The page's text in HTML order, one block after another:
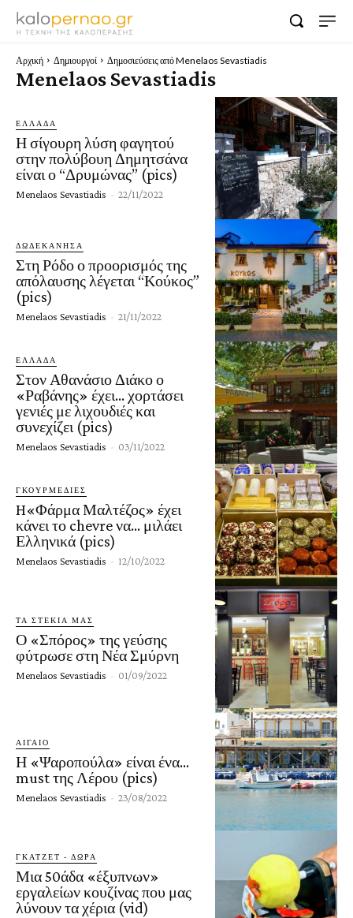
Αρχική Δημιουργοί Δημοσιεύσεις από Menelaos Sevastiadis
Menelaos Sevastiadis
ΕΛΛΑΔΑ
Η σίγουρη λύση φαγητού
στην πολύβουη Δημητσάνα
είναι ο “Δρυμώνας” (pics)
Menelaos Sevastiadis - 22/11/2022
ΔΩΔΕΚΑΝΗΣΑ
Στη Ρόδο ο προορισμός της
απόλαυσης λέγεται “Κούκος”
(pics)
Menelaos Sevastiadis - 21/11/2022
ΕΛΛΑΔΑ
Στον Αθανάσιο Διάκο ο
«Ραβάνης» έχει… χορτάσει
γενιές με λιχουδιές και
συνεχίζει (pics)
Menelaos Sevastiadis - 03/11/2022
ΓΚΟΥΡΜΕΔΙΈΣ
H«Φάρμα Μαλτέζος» έχει
κάνει το chevre να… μιλάει
Ελληνικά (pics)
Menelaos Sevastiadis - 12/10/2022
ΤΑ ΣΤΕΚΙΑ ΜΑΣ
Ο «Σπόρος» της γεύσης
φύτρωσε στη Νέα Σμύρνη
Menelaos Sevastiadis - 01/09/2022
ΑΙΓΑΙΟ
Η «Ψαροπούλα» είναι ένα…
must της Λέρου (pics)
Menelaos Sevastiadis - 23/08/2022
ΓΚΆΤΖΕΤ - ΔΏΡΑ
Μια 50άδα «έξυπνων»
εργαλείων κουζίνας που μας
λύνουν τα χέρια (vid)